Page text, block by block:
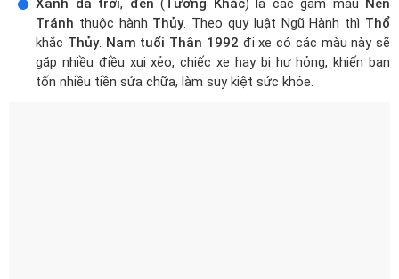
Xanh da trời, đen ( Tương Khắc) là các gam màu Nên
Tránh thuộc hành Thủy. Theo quy luật Ngũ Hành thì Thổ
khắc Thủy. Nam tuổi Thân 1992 đi xe có các màu này sẽ
gặp nhiều điều xui xẻo, chiếc xe hay bị hư hỏng, khiến bạn
tốn nhiều tiền sửa chữa, làm suy kiệt sức khỏe.